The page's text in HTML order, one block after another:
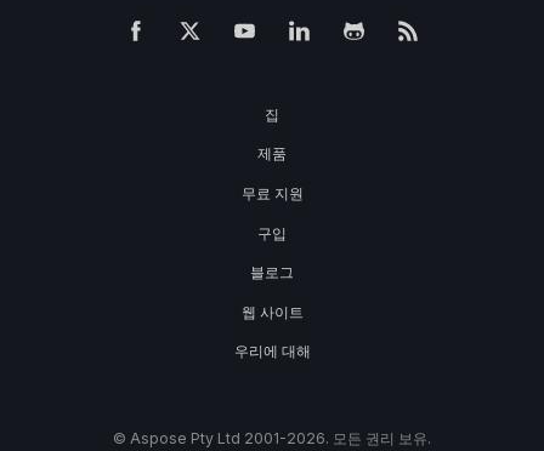
집
제품
무료 지원
구입
블로그
웹 사이트
우리에 대해
© Aspose Pty Ltd 2001-2026. 모든 권리 보유.